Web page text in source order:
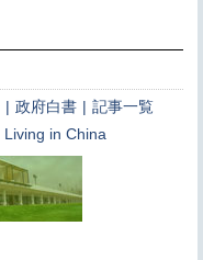
| 政府白書 | 記事一覧
Living in China